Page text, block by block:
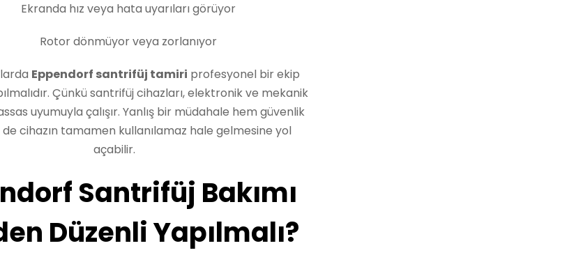
Ekranda hız veya hata uyarıları görüyor
Rotor dönmüyor veya zorlanıyor
Eppendorf santrifüj tamiri profesyonel bir ekip
Çünkü santrifüj cihazları, elektronik ve mekanik
uyumuyla çalışır. Yanlış bir müdahale hem güvenlik
cihazın tamamen kullanılamaz hale gelmesine yol
açabilir.
Santrifüj Bakımı
Düzenli Yapılmalı?